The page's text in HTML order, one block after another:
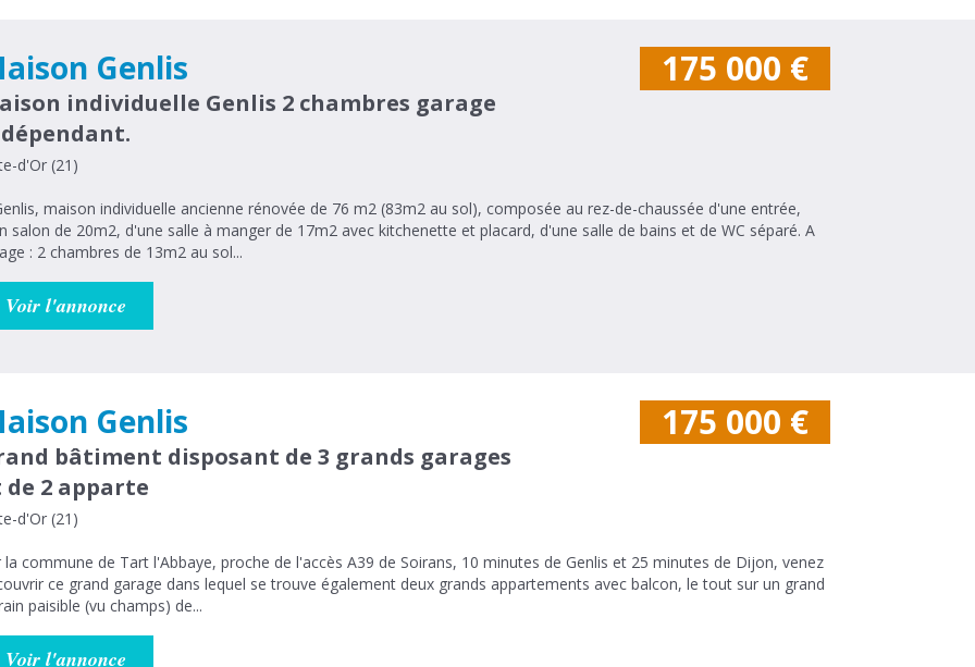
Genlis
individuelle Genlis 2 chambres garage
d'Or (21)
maison individuelle ancienne rénovée de 76 m2 (83m2 au sol), composée au rez-de-chaussée d'une entrée,
salon de 20m2, d'une salle à manger de 17m2 avec kitchenette et placard, d'une salle de bains et de WC séparé. A
: 2 chambres de 13m2 au sol...
175 000 €
Voir l'annonce
Genlis
bâtiment disposant de 3 grands garages
de 2 apparte
d'Or (21)
la commune de Tart l'Abbaye, proche de l'accès A39 de Soirans, 10 minutes de Genlis et 25 minutes de Dijon, venez
ce grand garage dans lequel se trouve également deux grands appartements avec balcon, le tout sur un grand
paisible (vu champs) de...
175 000 €
Voir l'annonce